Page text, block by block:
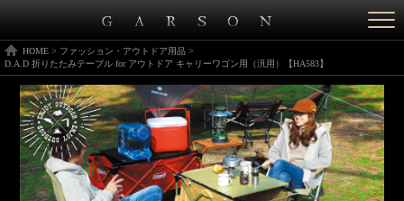
HOME > ファッション・アウトドア用品 >
D.A.D 折りたたみテーブル for アウトドア キャリーワゴン用（汎用）【HA583】